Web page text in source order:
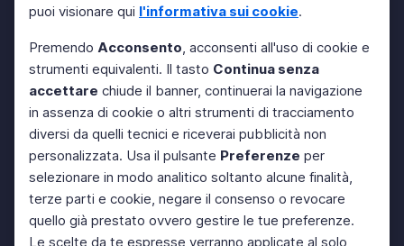
puoi visionare qui l'informativa sui cookie.
Premendo Acconsento, acconsenti all'uso di cookie e
strumenti equivalenti. Il tasto Continua senza
accettare chiude il banner, continuerai la navigazione
in assenza di cookie o altri strumenti di tracciamento
diversi da quelli tecnici e riceverai pubblicità non
personalizzata. Usa il pulsante Preferenze per
selezionare in modo analitico soltanto alcune finalità,
terze parti e cookie, negare il consenso o revocare
quello già prestato ovvero gestire le tue preferenze.
Le scelte da te espresse verranno applicate al solo